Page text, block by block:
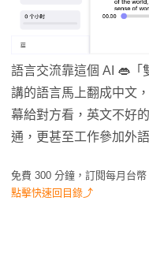
語言交流靠這個 AI 👄「
講的語言馬上翻成中文
幕給對方看，英文不好
通，更甚至工作參加外
免費 300 分鐘，訂閱每月台
點擊快速回目錄⤴